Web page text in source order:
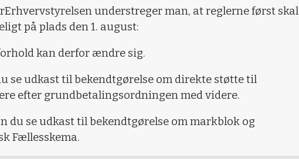
understreger man, at reglerne først skal
på plads den 1. august:
kan derfor ændre sig.
se udkast til bekendtgørelse om direkte støtte til
efter grundbetalingsordningen med videre.
du se udkast til bekendtgørelse om markblok og
Fællesskema.